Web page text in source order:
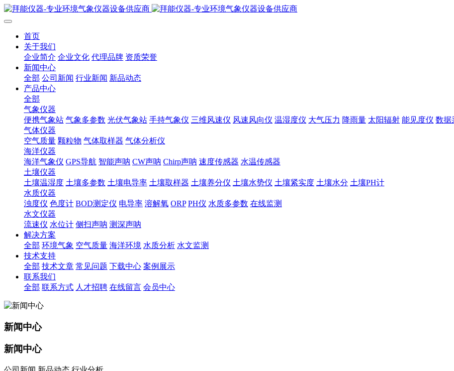
首页
关于我们
企业简介 企业文化 代理品牌 资质荣誉
新闻中心
全部 公司新闻 行业新闻 新品动态
产品中心
全部
气象仪器
便携气象站 气象多参数 光伏气象站 手持气象仪 三维风速仪 风速风向仪 温湿度仪 大气压力 降雨量 太阳辐射 能见度仪 数据
气体仪器
空气质量 颗粒物 气体取样器 气体分析仪
海洋仪器
海洋气象仪 GPS导航 智能声呐 CW声呐 Chirp声呐 速度传感器 水温传感器
土壤仪器
土壤温湿度 土壤多参数 土壤电导率 土壤取样器 土壤养分仪 土壤水势仪 土壤紧实度 土壤水分 土壤PH计
水质仪器
浊度仪 色度计 BOD测定仪 电导率 溶解氧 ORP PH仪 水质多参数 在线监测
水文仪器
流速仪 水位计 侧扫声呐 测深声呐
解决方案
全部 环境气象 空气质量 海洋环境 水质分析 水文监测
技术支持
全部 技术文章 常见问题 下载中心 案例展示
联系我们
全部 联系方式 人才招聘 在线留言 会员中心
新闻中心
新闻中心